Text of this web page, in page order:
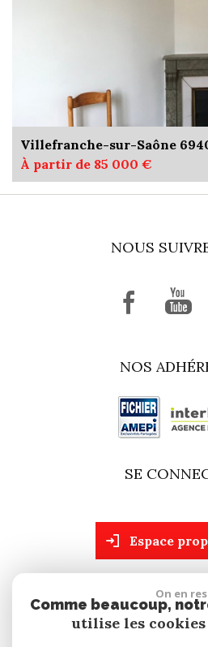
Villefranche-sur-Saône
À partir de 85 000 €
NOUS
NOS
SE
espace
site réalisé
On en
Comme beaucoup,
utilise les cookies